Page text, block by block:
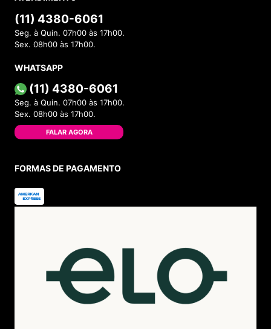
(11) 4380-6061
Seg. à Quin. 07h00 às 17h00.
Sex. 08h00 às 17h00.
WHATSAPP
(11) 4380-6061
Seg. à Quin. 07h00 às 17h00.
Sex. 08h00 às 17h00.
FALAR AGORA
FORMAS DE PAGAMENTO